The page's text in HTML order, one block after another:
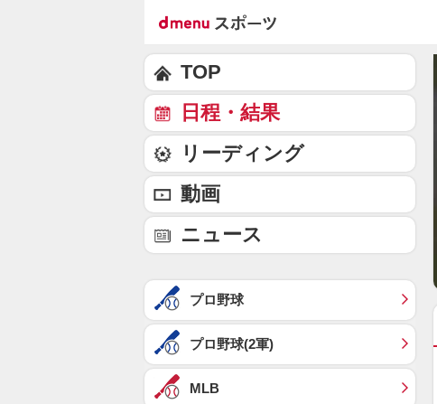
TOP
日程・結果
リーディング
動画
ニュース
プロ野球
プロ野球(2軍)
MLB